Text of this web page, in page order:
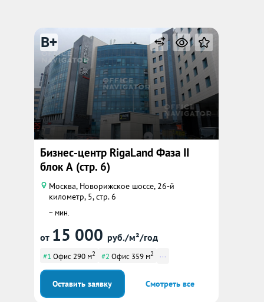
B+
Бизнес-центр RigaLand Фаза II
блок А (стр. 6)
Москва, Новорижское шоссе, 26-й
километр, 5, стр. 6
~ мин.
от 15 000 руб./м²/год
#1 Офис 290 м2 #2 Офис 359 м2 ...
Оставить заявку Смотреть все